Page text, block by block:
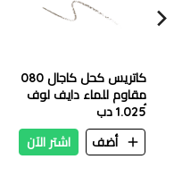
كاتريس كحل كاجال 080
مقاوم للماء دايف لوف
أوليف
1.025 دب
أضف
اشتر الآن